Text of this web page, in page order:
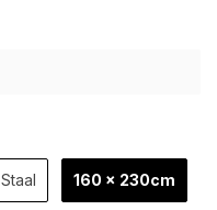
Staal 160 x 230cm